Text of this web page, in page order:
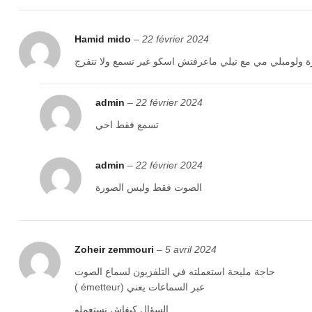
Hamid mido – 22 février 2024
ولومبلي مي مع تيلي ماعرفتش اسكو غير تسمع ولا تتفرج
admin – 22 février 2024
تسمع فقط اخي
admin – 22 février 2024
الصوت فقط وليس الصورة
Zoheir zemmouri – 5 avril 2024
حاجة مليحة استعملته في التلفزيون لسماع الصوت
( émetteur) عبر السماعات يعني
السؤال كيفاش نستعملو